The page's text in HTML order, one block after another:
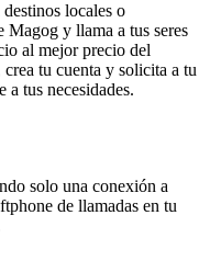
locales o
Magog y llama a tus seres
al mejor precio del
crea tu cuenta y solicita a tu
a tus necesidades.
solo una conexión a
de llamadas en tu